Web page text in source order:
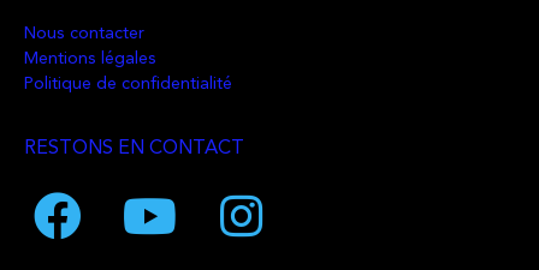
Nous contacter
Mentions légales
Politique de confidentialité
RESTONS EN CONTACT